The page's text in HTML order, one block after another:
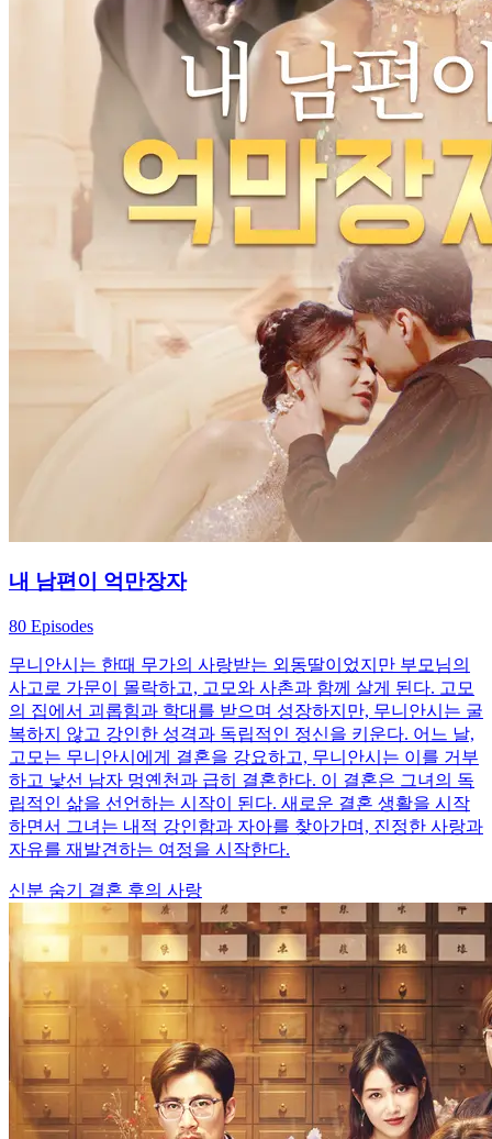
내 남편이 억만장자
80 Episodes
무니안시는 한때 무가의 사랑받는 외동딸이었지만 부모님의
사고로 가문이 몰락하고, 고모와 사촌과 함께 살게 된다. 고모
의 집에서 괴롭힘과 학대를 받으며 성장하지만, 무니안시는 굴
복하지 않고 강인한 성격과 독립적인 정신을 키운다. 어느 날,
고모는 무니안시에게 결혼을 강요하고, 무니안시는 이를 거부
하고 낯선 남자 멍옌천과 급히 결혼한다. 이 결혼은 그녀의 독
립적인 삶을 선언하는 시작이 된다. 새로운 결혼 생활을 시작
하면서 그녀는 내적 강인함과 자아를 찾아가며, 진정한 사랑과
자유를 재발견하는 여정을 시작한다.
신분 숨기 결혼 후의 사랑